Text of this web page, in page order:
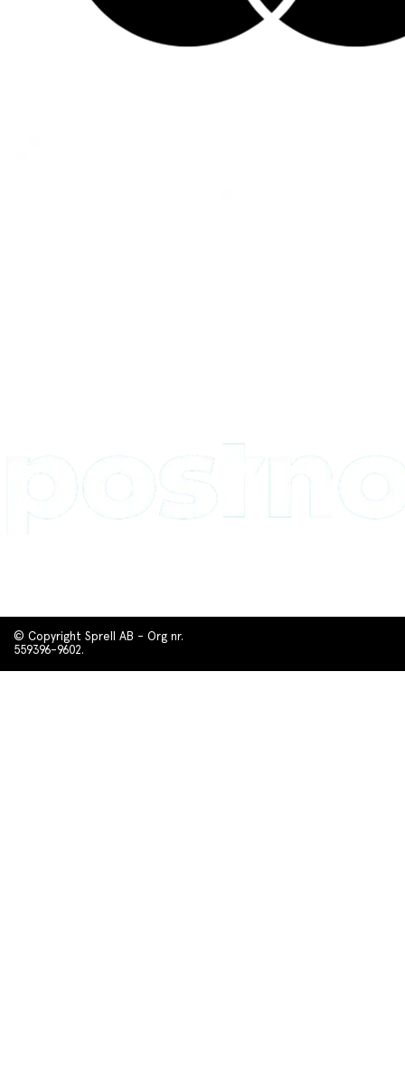
© Copyright Sprell AB - Org nr.
559396-9602.